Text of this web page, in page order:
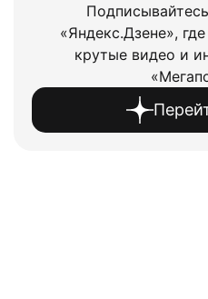
«Яндекс.Дзене»,
крутые видео и